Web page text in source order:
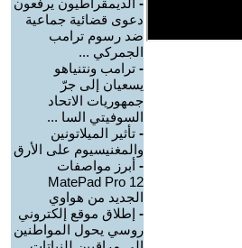
- الديمقراطيون يرفعون
دعوى قضائية جماعية
ضد رسوم ترامب
الجمركي ...
- ترامب ونتنياهو
يسعيان إلى جرّ
جمهوريات الاتحاد
السوفيتي السا ...
- تأثير الميلاتونين
والمغنيسيوم على الأرق
- أبرز مواصفات
MatePad Pro 12
الجديد من هواوي
- إطلاق موقع إلكتروني
روسي يحول المواطنين